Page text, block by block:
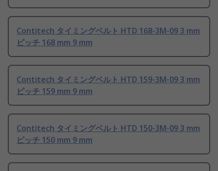
Contitech タイミングベルト HTD 168-3M-09 3 mm
ピッチ 168 mm 9 mm
Contitech タイミングベルト HTD 159-3M-09 3 mm
ピッチ 159 mm 9 mm
Contitech タイミングベルト HTD 150-3M-09 3 mm
ピッチ 150 mm 9 mm